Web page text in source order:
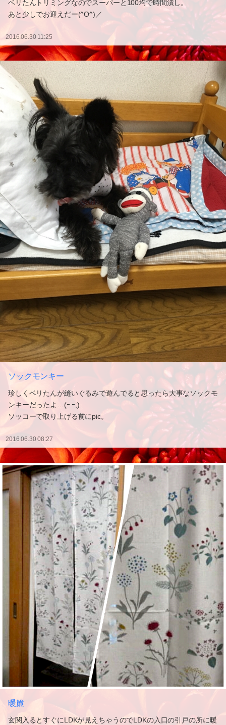
ベリたんトリミングなのでスーパーと100均で時間潰し。
あと少しでお迎えだー(^O^)／
2016.06.30 11:25
ソックモンキー
珍しくベリたんが縫いぐるみで遊んでると思ったら大事なソックモ
ンキーだったよ…(ｰ ｰ;)
ソッコーで取り上げる前にpic。
2016.06.30 08:27
暖簾
玄関入るとすぐにLDKが見えちゃうのでLDKの入口の引戸の所に暖